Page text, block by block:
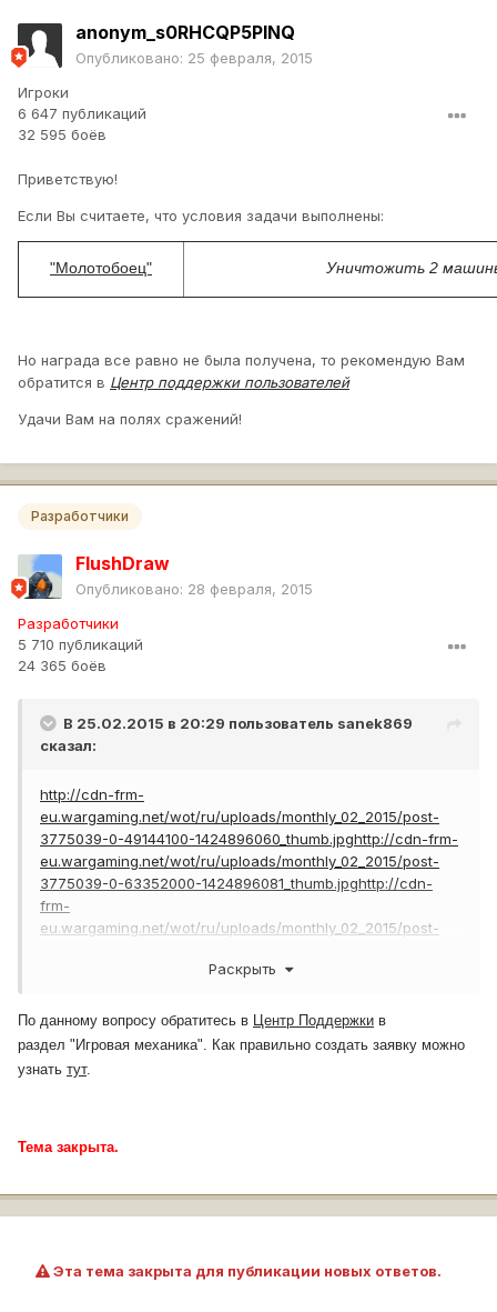
anonym_s0RHCQP5PINQ
Опубликовано: 25 февраля, 2015
Игроки
6 647 публикаций
32 595 боёв
Приветствую!
Если Вы считаете, что условия задачи выполнены:
"Молотобоец" Уничтожить 2
Но награда все равно не была получена, то рекомендую Вам
обратится в Центр поддержки пользователей
Удачи Вам на полях сражений!
Разработчики
FlushDraw
Опубликовано: 28 февраля, 2015
Разработчики
5 710 публикаций
24 365 боёв
В 25.02.2015 в 20:29 пользователь sanek869
сказал:
http://cdn-frm-
eu.wargaming.net/wot/ru/uploads/monthly_02_2015/post-
3775039-0-49144100-1424896060_thumb.jpghttp://cdn-frm-
eu.wargaming.net/wot/ru/uploads/monthly_02_2015/post-
3775039-0-63352000-1424896081_thumb.jpghttp://cdn-
frm-
eu.wargaming.net/wot/ru/uploads/monthly_02_2015/post-
3775039-0-89872900-1424896111_thumb.jpgпочему не
выполнено лбз?
Раскрыть
По данному вопросу обратитесь в Центр Поддержки в
раздел " Игровая механика". Как правильно создать заявку можно
узнать тут.
Тема закрыта.
Эта тема закрыта для публикации новых ответов.